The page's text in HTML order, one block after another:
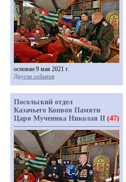
основан 9 мая 2021 г.
Другие события
Посольский отдел
Казачьего Конвоя Памяти
Царя Мученика Николая II (47)